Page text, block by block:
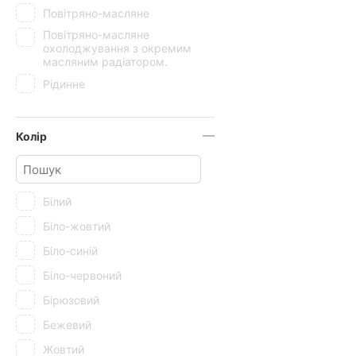
Повітряно-масляне
Повітряно-масляне
охолоджування з окремим
масляним радіатором.
Рідинне
Колір
Білий
Біло-жовтий
Біло-синій
Біло-червоний
Бірюзовий
Бежевий
Жовтий